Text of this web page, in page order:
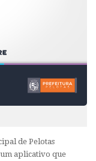
de Pelotas
aplicativo que